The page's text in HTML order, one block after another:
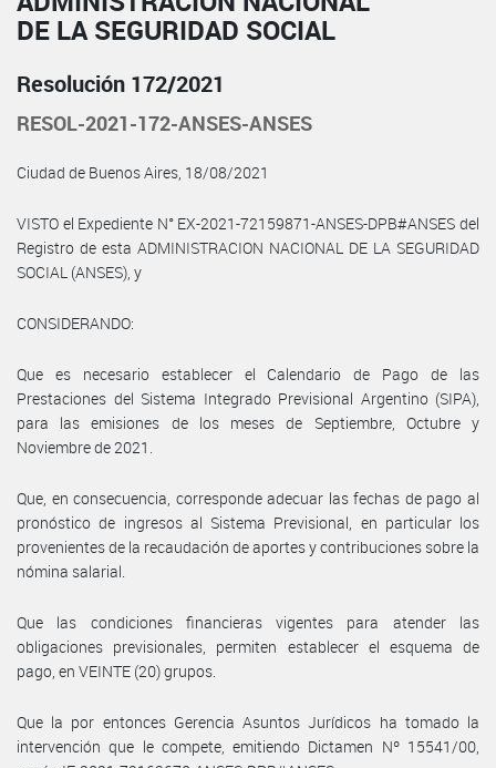
DE LA SEGURIDAD SOCIAL
Resolución 172/2021
RESOL-2021-172-ANSES-ANSES
Ciudad de Buenos Aires, 18/08/2021
VISTO el Expediente N° EX-2021-72159871-ANSES-DPB#ANSES del
Registro de esta ADMINISTRACION NACIONAL DE LA SEGURIDAD
SOCIAL (ANSES), y
CONSIDERANDO:
Que es necesario establecer el Calendario de Pago de las
Prestaciones del Sistema Integrado Previsional Argentino (SIPA),
para las emisiones de los meses de Septiembre, Octubre y
Noviembre de 2021.
Que, en consecuencia, corresponde adecuar las fechas de pago al
pronóstico de ingresos al Sistema Previsional, en particular los
provenientes de la recaudación de aportes y contribuciones sobre la
nómina salarial.
Que las condiciones financieras vigentes para atender las
obligaciones previsionales, permiten establecer el esquema de
pago, en VEINTE (20) grupos.
Que la por entonces Gerencia Asuntos Jurídicos ha tomado la
intervención que le compete, emitiendo Dictamen Nº 15541/00,